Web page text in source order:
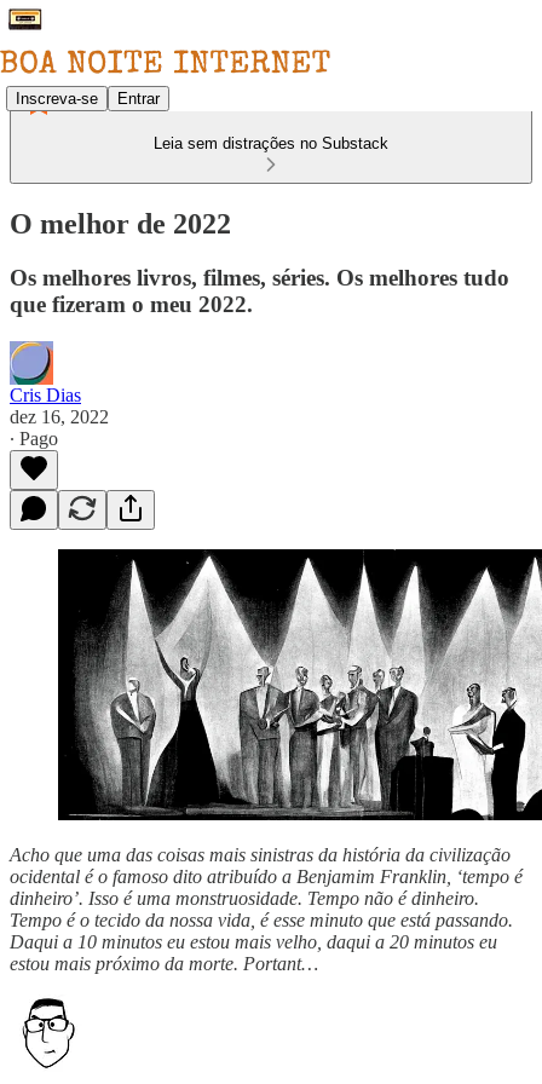
Inscreva-se Entrar
Leia sem distrações no Substack
O melhor de 2022
Os melhores livros, filmes, séries. Os melhores tudo
que fizeram o meu 2022.
Cris Dias
dez 16, 2022
∙ Pago
Acho que uma das coisas mais sinistras da história da civilização
ocidental é o famoso dito atribuído a Benjamim Franklin, ‘tempo é
dinheiro’. Isso é uma monstruosidade. Tempo não é dinheiro.
Tempo é o tecido da nossa vida, é esse minuto que está passando.
Daqui a 10 minutos eu estou mais velho, daqui a 20 minutos eu
estou mais próximo da morte. Portant…